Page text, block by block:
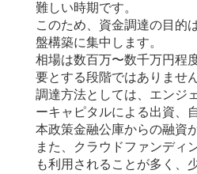
難しい時期です。
このため、資金調達の目的
盤構築に集中します。
相場は数百万〜数千万円程
要とする段階ではありません
調達方法としては、エンジ
ーキャピタルによる出資、
本政策金融公庫からの融資
また、クラウドファンディ
も利用されることが多く、